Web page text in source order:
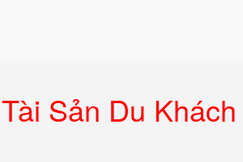
Sản Du Khách